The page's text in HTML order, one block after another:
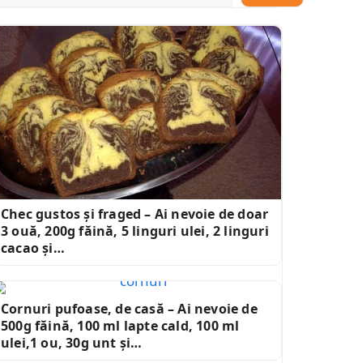
Chec gustos și fraged – Ai nevoie de doar
3 ouă, 200g făină, 5 linguri ulei, 2 linguri
cacao și…
Cornuri pufoase, de casă – Ai nevoie de
500g făină, 100 ml lapte cald, 100 ml
ulei,1 ou, 30g unt și…